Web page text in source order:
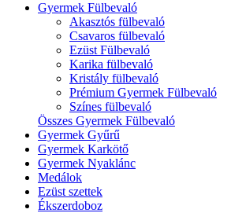
Gyermek Fülbevaló
Akasztós fülbevaló
Csavaros fülbevaló
Ezüst Fülbevaló
Karika fülbevaló
Kristály fülbevaló
Prémium Gyermek Fülbevaló
Színes fülbevaló
Összes Gyermek Fülbevaló
Gyermek Gyűrű
Gyermek Karkötő
Gyermek Nyaklánc
Medálok
Ezüst szettek
Ékszerdoboz